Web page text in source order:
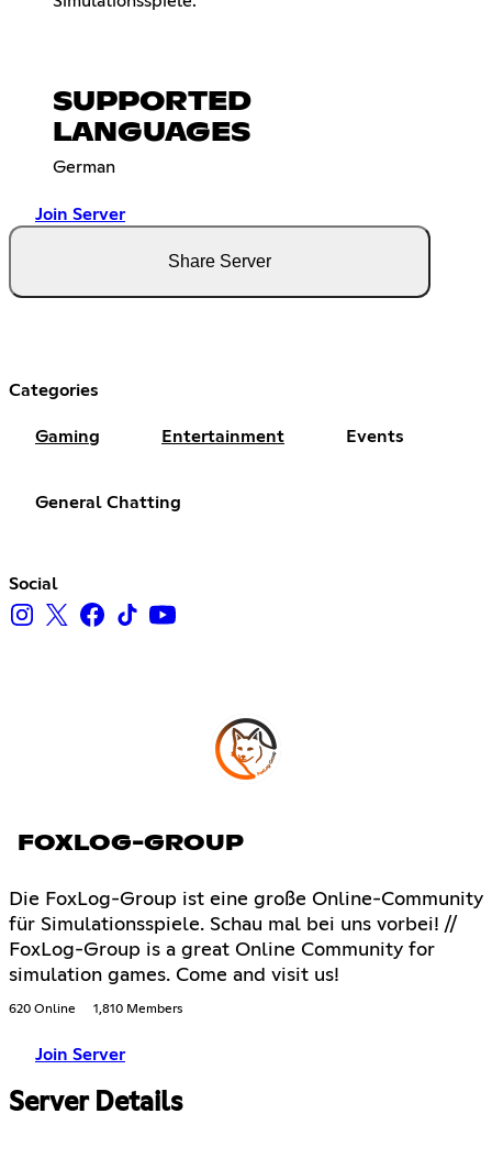
SUPPORTED
LANGUAGES
German
Join Server
Share Server
Categories
Gaming Entertainment Events
General Chatting
Social
FOXLOG-GROUP
Die FoxLog-Group ist eine große Online-Community
für Simulationsspiele. Schau mal bei uns vorbei! //
FoxLog-Group is a great Online Community for
simulation games. Come and visit us!
620 Online 1,810 Members
Join Server
Server Details